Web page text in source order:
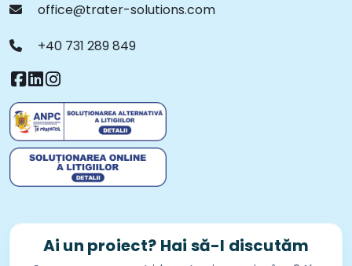
office@trater-solutions.com
+40 731 289 849
Ai un proiect? Hai să-l discutăm